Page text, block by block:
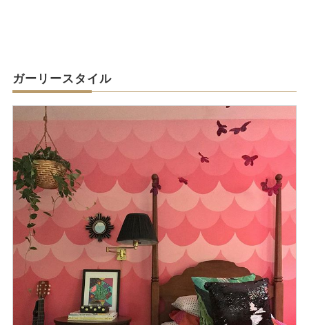
ガーリースタイル